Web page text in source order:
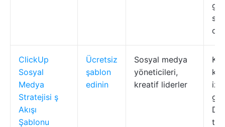
ClickUp
Sosyal
Medya
Stratejisi ş
Akışı
Şablonu
Ücretsiz
şablon
edinin
Sosyal medya
yöneticileri,
kreatif liderler